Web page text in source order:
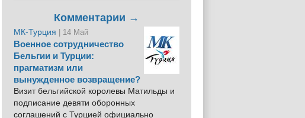
Комментарии →
МК-Турция | 14 Май
Военное сотрудничество
Бельгии и Турции:
прагматизм или
вынужденное возвращение?
Визит бельгийской королевы Матильды и
подписание девяти оборонных
соглашений с Турцией официально